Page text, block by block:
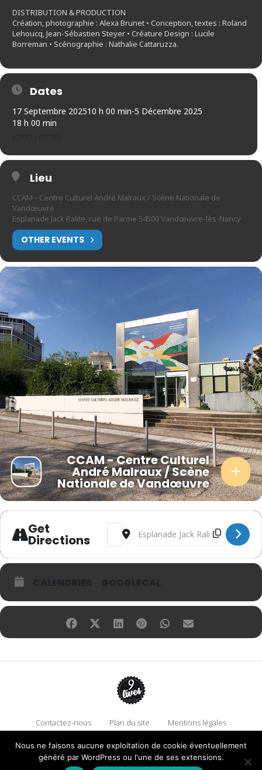
DISTRIBUTION & PRODUCTION
Création, photographie : Alexa Brunet • Conception, textes : Roland
Lehoucq, Jean-Sébastien Steyer • Créature Design : Lucile
Borreman • Scénographie : Nathalie Cattaruzza.
Dates
17 Septembre 202510 h 00 min-5 Décembre 2025
18 h 00 min
Lieu
CCAM - Centre Culturel André Malraux / Scène Nationale de
Vandœuvre
Esplanade Jack Ralite, rue de Parme 54500 Vandœuvre-lès-Nancy
OTHER EVENTS
CCAM - Centre Culturel
André Malraux / Scène
Nationale de Vandœuvre
Get
Directions
Address - Alexa Brunet [uqz7rQ3TI]
Destination Address - Alexa
Contactez-nous Plan du site
Mentions légales
Politique de confidentialité
Adhérez à 9 Lives
Faire un don !
Nous ne faisons aucune exploitation de cookie éventuellement
généré par WordPress ou l'une de ses extensions.